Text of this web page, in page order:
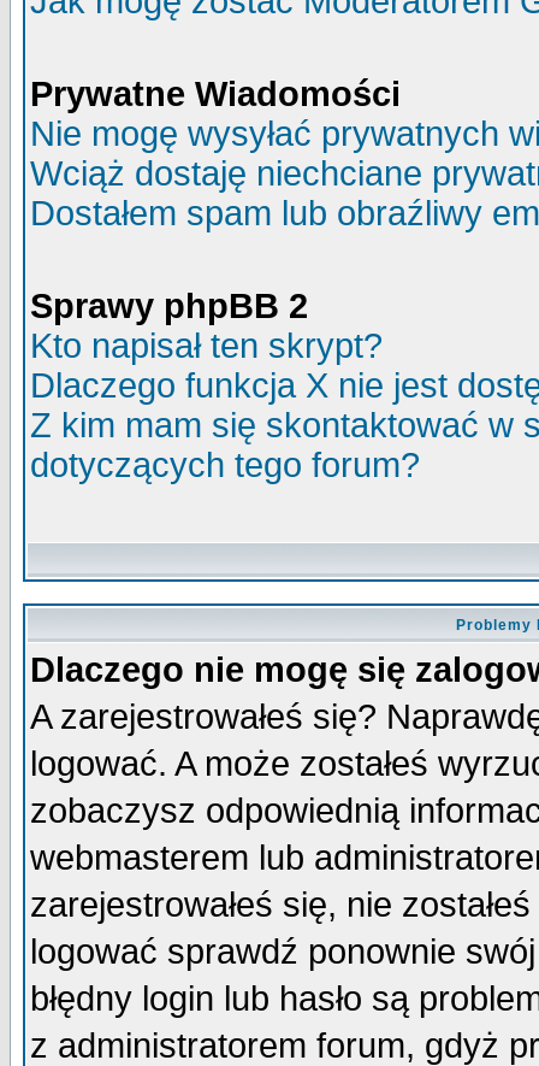
Prywatne Wiadomości
Nie mogę wysyłać prywatnych
Wciąż dostaję niechciane
Dostałem spam lub obraźliwy
Sprawy phpBB 2
Kto napisał ten skrypt?
Dlaczego funkcja X nie jest
Z kim mam się skontaktować w
dotyczących tego forum?
Problemy
Dlaczego nie mogę się
A zarejestrowałeś się?
logować. A może zostałeś
zobaczysz odpowiednią
webmasterem lub
zarejestrowałeś się, nie
logować sprawdź ponownie
błędny login lub hasło są
z administratorem forum, gdyż